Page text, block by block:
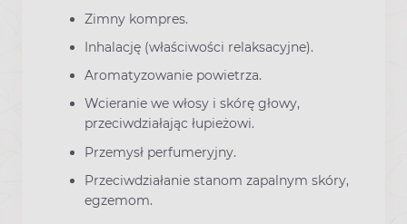
Zimny kompres.
Inhalację (właściwości relaksacyjne).
Aromatyzowanie powietrza.
Wcieranie we włosy i skórę głowy,
przeciwdziałając łupieżowi.
Przemysł perfumeryjny.
Przeciwdziałanie stanom zapalnym skóry,
egzemom.